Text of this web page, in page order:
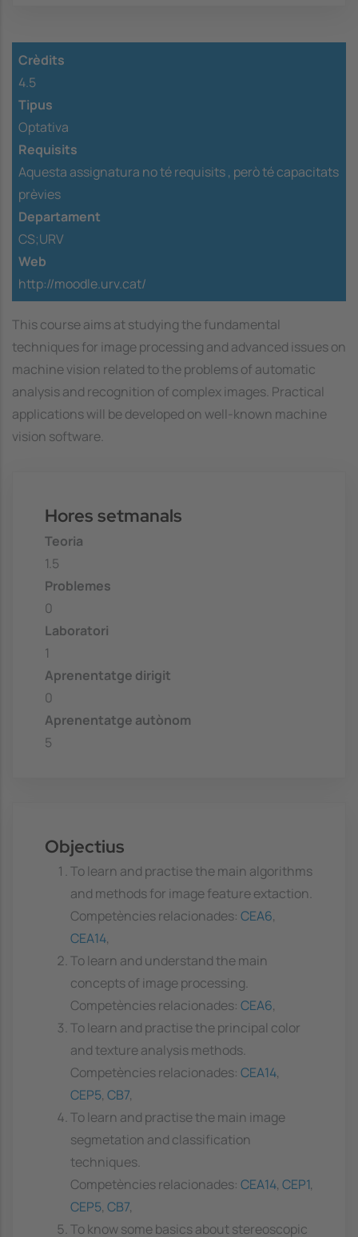
Crèdits
4.5
Tipus
Optativa
Requisits
Aquesta assignatura no té requisits , però té capacitats
prèvies
Departament
CS;URV
Web
http://moodle.urv.cat/
This course aims at studying the fundamental
techniques for image processing and advanced issues on
machine vision related to the problems of automatic
analysis and recognition of complex images. Practical
applications will be developed on well-known machine
vision software.
Hores setmanals
Teoria
1.5
Problemes
0
Laboratori
1
Aprenentatge dirigit
0
Aprenentatge autònom
5
Objectius
To learn and practise the main algorithms
and methods for image feature extaction.
Competències relacionades: CEA6,
CEA14,
To learn and understand the main
concepts of image processing.
Competències relacionades: CEA6,
To learn and practise the principal color
and texture analysis methods.
Competències relacionades: CEA14,
CEP5, CB7,
To learn and practise the main image
segmetation and classification
techniques.
Competències relacionades: CEA14, CEP1,
CEP5, CB7,
To know some basics about stereoscopic